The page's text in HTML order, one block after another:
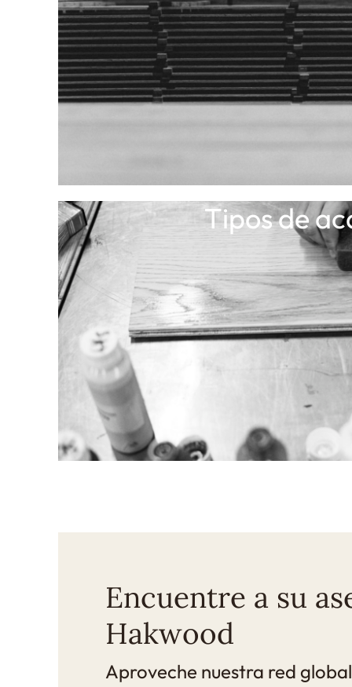
Tipos de
Encuentre a su
Hakwood
Aproveche nuestra red